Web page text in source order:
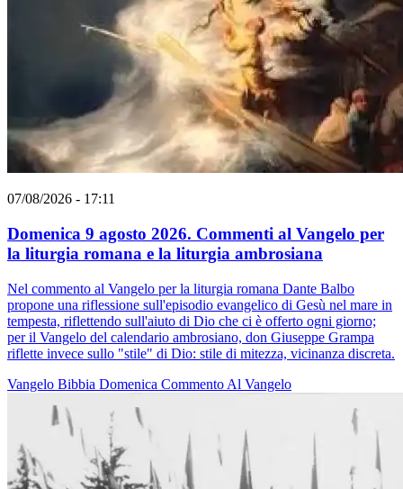
07/08/2026 - 17:11
Domenica 9 agosto 2026. Commenti al Vangelo per
la liturgia romana e la liturgia ambrosiana
Nel commento al Vangelo per la liturgia romana Dante Balbo
propone una riflessione sull'episodio evangelico di Gesù nel mare in
tempesta, riflettendo sull'aiuto di Dio che ci è offerto ogni giorno;
per il Vangelo del calendario ambrosiano, don Giuseppe Grampa
riflette invece sullo "stile" di Dio: stile di mitezza, vicinanza discreta.
Vangelo Bibbia Domenica Commento Al Vangelo